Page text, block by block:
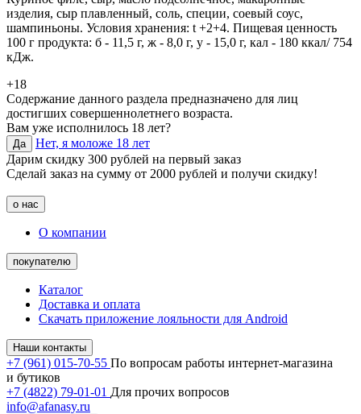
изделия, сыр плавленный, соль, специи, соевый соус,
шампиньоны. Условия хранения: t +2+4. Пищевая ценность
100 г продукта: б - 11,5 г, ж - 8,0 г, у - 15,0 г, кал - 180 ккал/ 754
кДж.
+18
Содержание данного раздела предназначено для лиц
достигших совершеннолетнего возраста.
Вам уже исполнилось 18 лет?
Да
Нет, я моложе 18 лет
Дарим скидку 300 рублей на первый заказ
Сделай заказ на сумму от 2000 рублей и получи скидку!
о нас
О компании
покупателю
Каталог
Доставка и оплата
Скачать приложение лояльности для Android
Наши контакты
+7 (961) 015-70-55 По вопросам работы интернет-магазина
и бутиков
+7 (4822) 79-01-01 Для прочих вопросов
info@afanasy.ru